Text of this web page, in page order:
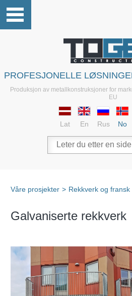
PROFESJONELLE
Produksjon av metallkonstruksjoner for
EU
Lat En Rus No
Våre prosjekter > Rekkverk og
Galvaniserte rekkverk